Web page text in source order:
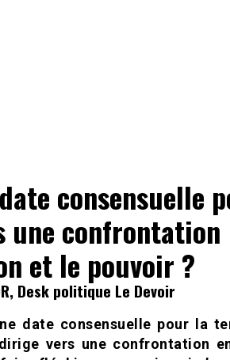
consensuelle
une confrontation
et le pouvoir ?
Desk politique Le Devoir
date consensuelle pour la
vers une confrontation